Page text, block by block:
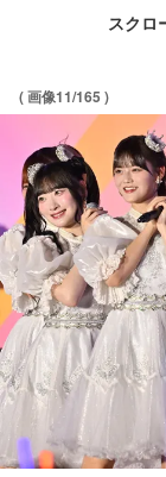
スクロ
( 画像11/165 )